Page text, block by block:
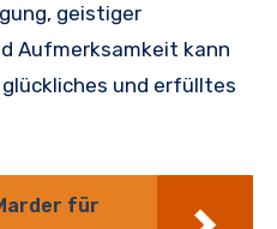
geistiger
Aufmerksamkeit kann
und erfülltes
für